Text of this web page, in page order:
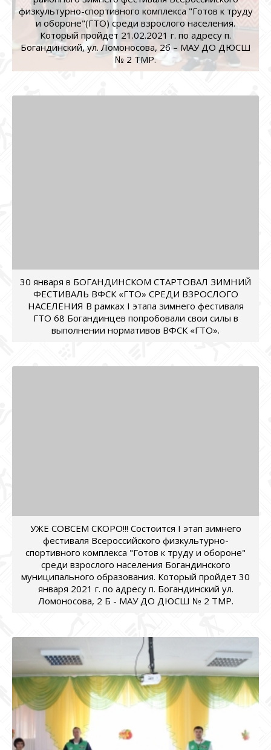
физкультурно-спортивного комплекса "Готов к труду
и обороне"(ГТО) среди взрослого населения.
Который пройдет 21.02.2021 г. по адресу п.
Богандинский, ул. Ломоносова, 2б – МАУ ДО ДЮСШ
№ 2 ТМР.
30 января в БОГАНДИНСКОМ СТАРТОВАЛ ЗИМНИЙ
ФЕСТИВАЛЬ ВФСК «ГТО» СРЕДИ ВЗРОСЛОГО
НАСЕЛЕНИЯ В рамках I этапа зимнего фестиваля
ГТО 68 Богандинцев попробовали свои силы в
выполнении нормативов ВФСК «ГТО».
УЖЕ СОВСЕМ СКОРО!!! Состоится I этап зимнего
фестиваля Всероссийского физкультурно-
спортивного комплекса "Готов к труду и обороне"
среди взрослого населения Богандинского
муниципального образования. Который пройдет 30
января 2021 г. по адресу п. Богандинский ул.
Ломоносова, 2 Б - МАУ ДО ДЮСШ № 2 ТМР.